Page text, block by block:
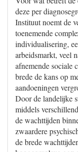
deze per
Instituut noemt de
toenemende
individualisering,
arbeidsmarkt, veel
afnemende sociale
brede de kans op
aandoeningen
Door de landelijke
middels
de wachttijden
zwaardere
de brede